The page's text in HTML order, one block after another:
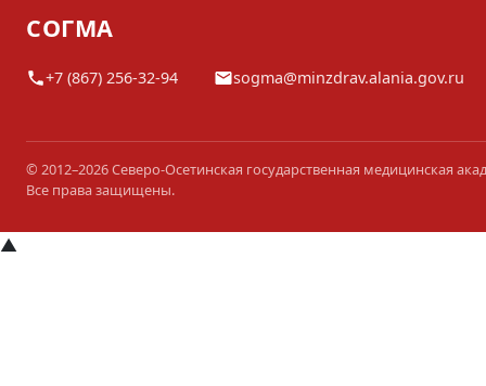
СОГМА
+7 (867) 256-32-94 sogma@minzdrav.alania.gov.ru
© 2012–2026 Северо-Осетинская государственная медицинская
Все права защищены.
▲